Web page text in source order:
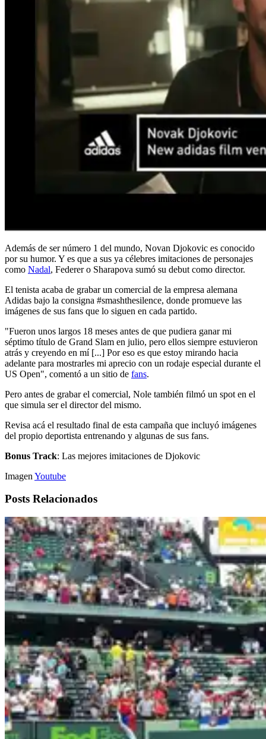
Además de ser número 1 del mundo, Novan Djokovic es conocido
por su humor. Y es que a sus ya célebres imitaciones de personajes
como Nadal, Federer o Sharapova sumó su debut como director.
El tenista acaba de grabar un comercial de la empresa alemana
Adidas bajo la consigna #smashthesilence, donde promueve las
imágenes de sus fans que lo siguen en cada partido.
"Fueron unos largos 18 meses antes de que pudiera ganar mi
séptimo título de Grand Slam en julio, pero ellos siempre estuvieron
atrás y creyendo en mí [...] Por eso es que estoy mirando hacia
adelante para mostrarles mi aprecio con un rodaje especial durante el
US Open", comentó a un sitio de fans.
Pero antes de grabar el comercial, Nole también filmó un spot en el
que simula ser el director del mismo.
Revisa acá el resultado final de esta campaña que incluyó imágenes
del propio deportista entrenando y algunas de sus fans.
Bonus Track: Las mejores imitaciones de Djokovic
Imagen Youtube
Posts Relacionados